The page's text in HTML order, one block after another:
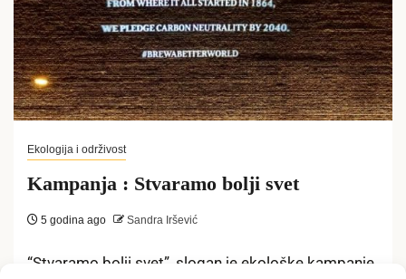
Ekologija i održivost
Kampanja : Stvaramo bolji svet
5 godina ago Sandra Iršević
“Stvaramo bolji svet”, slogan je ekološke kampanje